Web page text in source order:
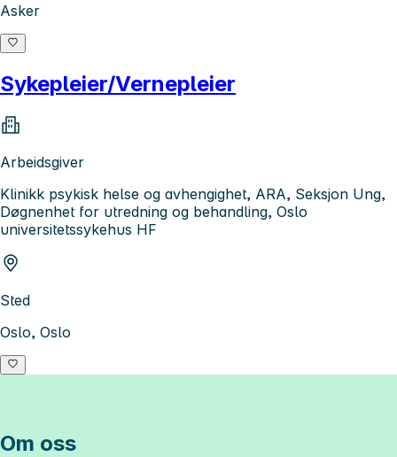
Asker
Sykepleier/Vernepleier
Arbeidsgiver
Klinikk psykisk helse og avhengighet, ARA, Seksjon Ung,
Døgnenhet for utredning og behandling, Oslo
universitetssykehus HF
Sted
Oslo, Oslo
Om oss